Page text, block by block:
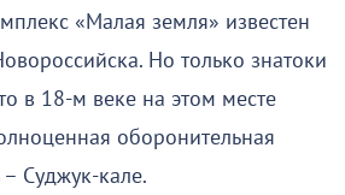
«Малая земля» известен
Но только знатоки
в 18-м веке на этом месте
оборонительная
– Суджук-кале.